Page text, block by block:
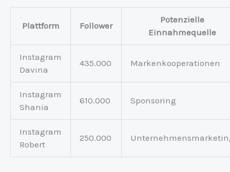
Plattform Follower
Potenzielle
Einnahmequelle
Instagram
Davina
435.000 Markenkooperationen
Instagram
Shania
610.000 Sponsoring
Instagram
Robert
250.000